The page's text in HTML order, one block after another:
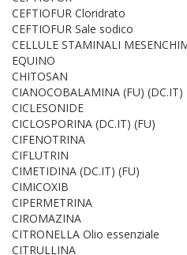
CEFTIOFUR Cloridrato
CEFTIOFUR Sale sodico
CELLULE STAMINALI
EQUINO
CHITOSAN
CIANOCOBALAMINA (FU) (DC.IT)
CICLESONIDE
CICLOSPORINA (DC.IT) (FU)
CIFENOTRINA
CIFLUTRIN
CIMETIDINA (DC.IT) (FU)
CIMICOXIB
CIPERMETRINA
CIROMAZINA
CITRONELLA Olio essenziale
CITRULLINA